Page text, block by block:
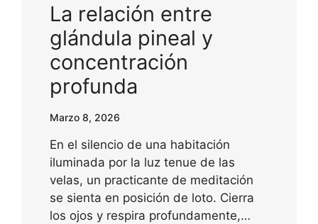
La relación entre
glándula pineal y
concentración
profunda
Marzo 8, 2026
En el silencio de una habitación
iluminada por la luz tenue de las
velas, un practicante de meditación
se sienta en posición de loto. Cierra
los ojos y respira profundamente,…